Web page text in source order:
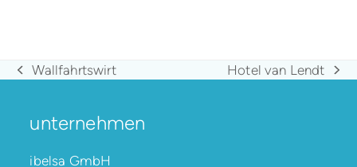
vorheriger
Wallfahrtswirt
Nächster
Hotel van Lendt
unternehmen
ibelsa GmbH